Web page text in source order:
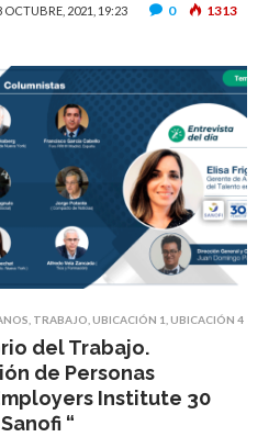
OCTUBRE, 2021, 19:23 0 1313
TRABAJO UBICACIÓN 1 UBICACIÓN 4
del Trabajo.
de Personas
Institute 30
“